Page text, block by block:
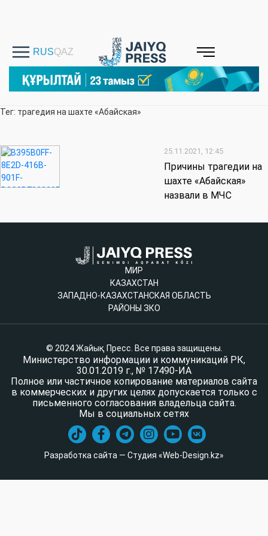
Тег: трагедия на шахте «Абайская»
25.11.2021, 12:45
Причины трагедии на
шахте «Абайская»
назвали в МЧС
МИР
КАЗАХСТАН
ЗАПАДНО-КАЗАХСТАНСКАЯ ОБЛАСТЬ
РАЙОНЫ ЗКО
© 2024 Жайық Пресс. Все права защищены.
Министерство информации и коммуникаций РК,
30.01.2019 г., № 17490-ИА
Полное или частичное копирование материалов сайта
в коммерческих и других целях допускается только с
письменного согласования владельца сайта.
Мы в социальных сетях
Разработка сайта — Студия «Web-Design.kz»